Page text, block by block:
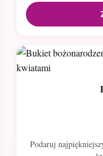
Podaruj